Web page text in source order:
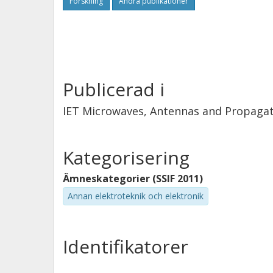
Publicerad i
IET Microwaves, Antennas and
Kategorisering
Ämneskategorier (SSIF 2011)
Annan elektroteknik och elektronik
Identifikatorer